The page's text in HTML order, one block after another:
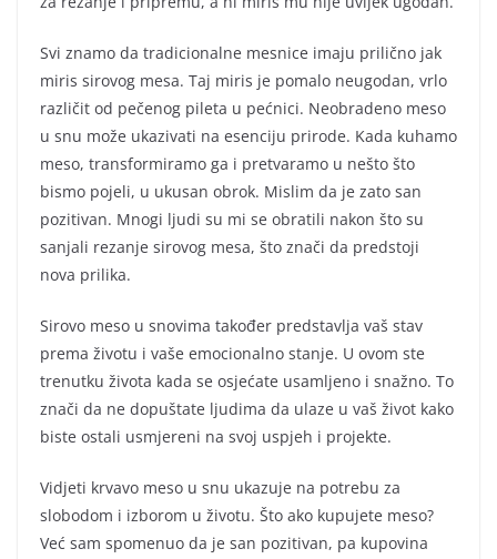
Svi znamo da tradicionalne mesnice imaju prilično jak
miris sirovog mesa. Taj miris je pomalo neugodan, vrlo
različit od pečenog pileta u pećnici. Neobradeno meso
u snu može ukazivati na esenciju prirode. Kada kuhamo
meso, transformiramo ga i pretvaramo u nešto što
bismo pojeli, u ukusan obrok. Mislim da je zato san
pozitivan. Mnogi ljudi su mi se obratili nakon što su
sanjali rezanje sirovog mesa, što znači da predstoji
nova prilika.
Sirovo meso u snovima također predstavlja vaš stav
prema životu i vaše emocionalno stanje. U ovom ste
trenutku života kada se osjećate usamljeno i snažno. To
znači da ne dopuštate ljudima da ulaze u vaš život kako
biste ostali usmjereni na svoj uspjeh i projekte.
Vidjeti krvavo meso u snu ukazuje na potrebu za
slobodom i izborom u životu. Što ako kupujete meso?
Već sam spomenuo da je san pozitivan, pa kupovina